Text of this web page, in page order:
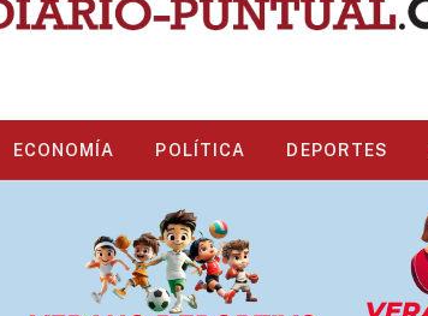
ECONOMÍA POLÍTICA DEPORTES